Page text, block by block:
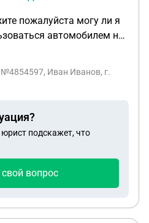
пожалуйста могу ли я
автомобилем на
рф машина
для этого?
№4854597, Иван Иванов, г.
подскажет, что
вопрос